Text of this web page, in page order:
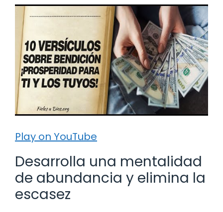
Play on YouTube
Desarrolla una mentalidad
de abundancia y elimina la
escasez